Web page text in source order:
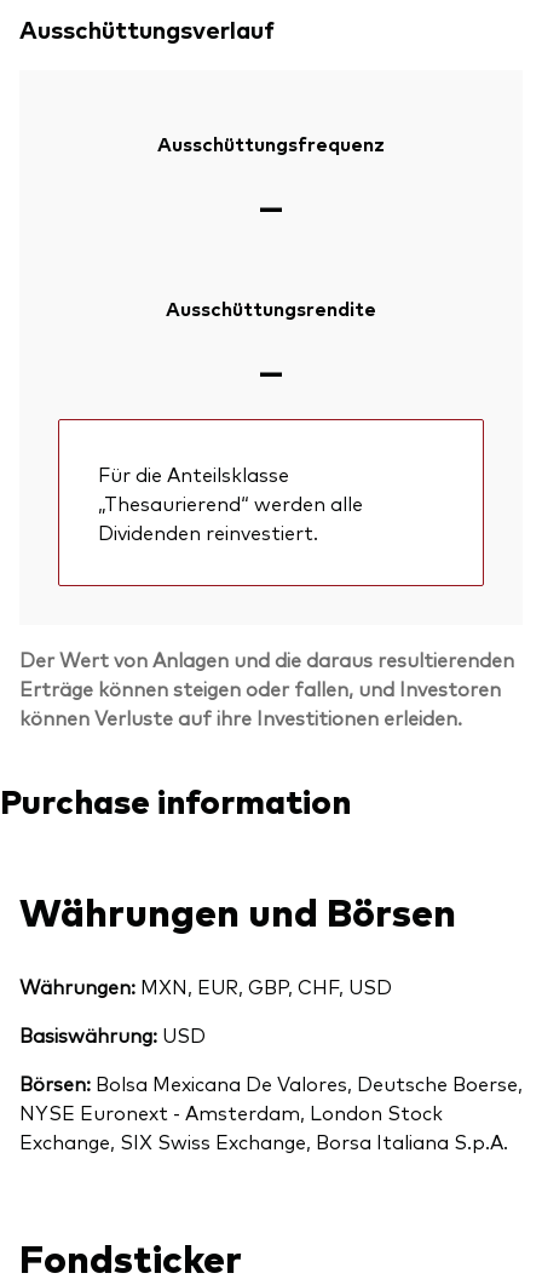
Ausschüttungsverlauf
Ausschüttungsfrequenz
—
Ausschüttungsrendite
—
Für die Anteilsklasse
„Thesaurierend“ werden alle
Dividenden reinvestiert.
Der Wert von Anlagen und die daraus resultierenden
Erträge können steigen oder fallen, und Investoren
können Verluste auf ihre Investitionen erleiden.
Purchase information
Währungen und Börsen
Währungen: MXN, EUR, GBP, CHF, USD
Basiswährung: USD
Börsen: Bolsa Mexicana De Valores, Deutsche Boerse,
NYSE Euronext - Amsterdam, London Stock
Exchange, SIX Swiss Exchange, Borsa Italiana S.p.A.
Fondsticker